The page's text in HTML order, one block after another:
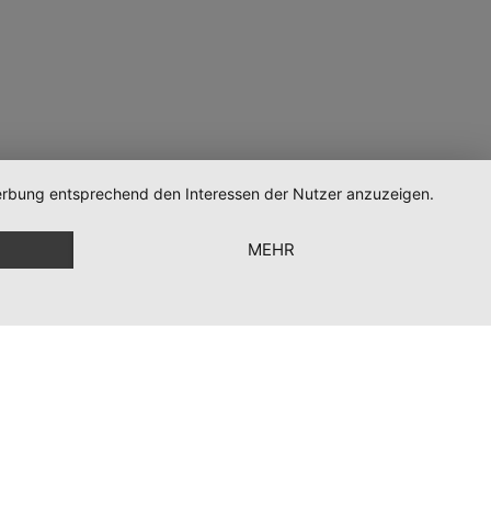
entsprechend den Interessen der Nutzer anzuzeigen.
MEHR